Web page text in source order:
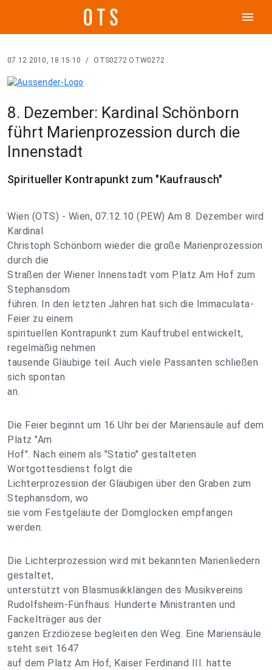
menu
07.12.2010, 18:15:10 / OTS0272 OTW0272
8. Dezember: Kardinal Schönborn
führt Marienprozession durch die
Innenstadt
Spiritueller Kontrapunkt zum "Kaufrausch"
Wien (OTS) - Wien, 07.12.10 (PEW) Am 8. Dezember wird
Kardinal
Christoph Schönborn wieder die große Marienprozession
durch die
Straßen der Wiener Innenstadt vom Platz Am Hof zum
Stephansdom
führen. In den letzten Jahren hat sich die Immaculata-
Feier zu einem
spirituellen Kontrapunkt zum Kauftrubel entwickelt,
regelmäßig nehmen
tausende Gläubige teil. Auch viele Passanten schließen
sich spontan
an.
Die Feier beginnt um 16 Uhr bei der Mariensäule auf dem
Platz "Am
Hof". Nach einem als "Statio" gestalteten
Wortgottesdienst folgt die
Lichterprozession der Gläubigen über den Graben zum
Stephansdom, wo
sie vom Festgeläute der Domglocken empfangen
werden.
Die Lichterprozession wird mit bekannten Marienliedern
gestaltet,
unterstützt von Blasmusikklängen des Musikvereins
Rudolfsheim-Fünfhaus. Hunderte Ministranten und
Fackelträger aus der
ganzen Erzdiözese begleiten den Weg. Eine Mariensäule
steht seit 1647
auf dem Platz Am Hof, Kaiser Ferdinand III. hatte